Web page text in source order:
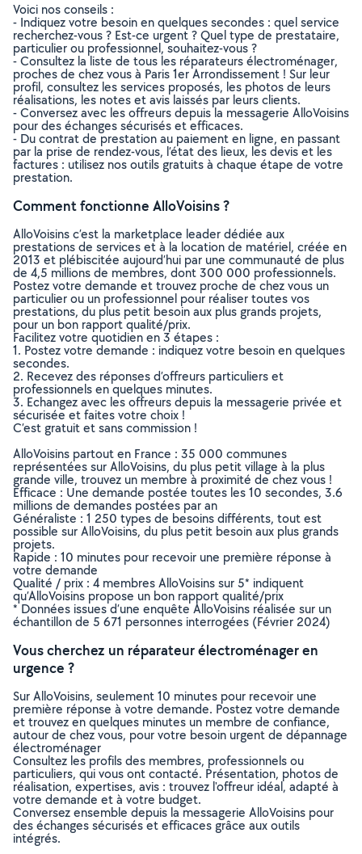
Voici nos conseils :
- Indiquez votre besoin en quelques secondes : quel service
recherchez-vous ? Est-ce urgent ? Quel type de prestataire,
particulier ou professionnel, souhaitez-vous ?
- Consultez la liste de tous les réparateurs électroménager,
proches de chez vous à Paris 1er Arrondissement ! Sur leur
profil, consultez les services proposés, les photos de leurs
réalisations, les notes et avis laissés par leurs clients.
- Conversez avec les offreurs depuis la messagerie AlloVoisins
pour des échanges sécurisés et efficaces.
- Du contrat de prestation au paiement en ligne, en passant
par la prise de rendez-vous, l’état des lieux, les devis et les
factures : utilisez nos outils gratuits à chaque étape de votre
prestation.
Comment fonctionne AlloVoisins ?
AlloVoisins c’est la marketplace leader dédiée aux
prestations de services et à la location de matériel, créée en
2013 et plébiscitée aujourd’hui par une communauté de plus
de 4,5 millions de membres, dont 300 000 professionnels.
Postez votre demande et trouvez proche de chez vous un
particulier ou un professionnel pour réaliser toutes vos
prestations, du plus petit besoin aux plus grands projets,
pour un bon rapport qualité/prix.
Facilitez votre quotidien en 3 étapes :
1. Postez votre demande : indiquez votre besoin en quelques
secondes.
2. Recevez des réponses d’offreurs particuliers et
professionnels en quelques minutes.
3. Echangez avec les offreurs depuis la messagerie privée et
sécurisée et faites votre choix !
C’est gratuit et sans commission !
AlloVoisins partout en France : 35 000 communes
représentées sur AlloVoisins, du plus petit village à la plus
grande ville, trouvez un membre à proximité de chez vous !
Efficace : Une demande postée toutes les 10 secondes, 3.6
millions de demandes postées par an
Généraliste : 1 250 types de besoins différents, tout est
possible sur AlloVoisins, du plus petit besoin aux plus grands
projets.
Rapide : 10 minutes pour recevoir une première réponse à
votre demande
Qualité / prix : 4 membres AlloVoisins sur 5* indiquent
qu’AlloVoisins propose un bon rapport qualité/prix
* Données issues d’une enquête AlloVoisins réalisée sur un
échantillon de 5 671 personnes interrogées (Février 2024)
Vous cherchez un réparateur électroménager en
urgence ?
Sur AlloVoisins, seulement 10 minutes pour recevoir une
première réponse à votre demande. Postez votre demande
et trouvez en quelques minutes un membre de confiance,
autour de chez vous, pour votre besoin urgent de dépannage
électroménager
Consultez les profils des membres, professionnels ou
particuliers, qui vous ont contacté. Présentation, photos de
réalisation, expertises, avis : trouvez l'offreur idéal, adapté à
votre demande et à votre budget.
Conversez ensemble depuis la messagerie AlloVoisins pour
des échanges sécurisés et efficaces grâce aux outils
intégrés.